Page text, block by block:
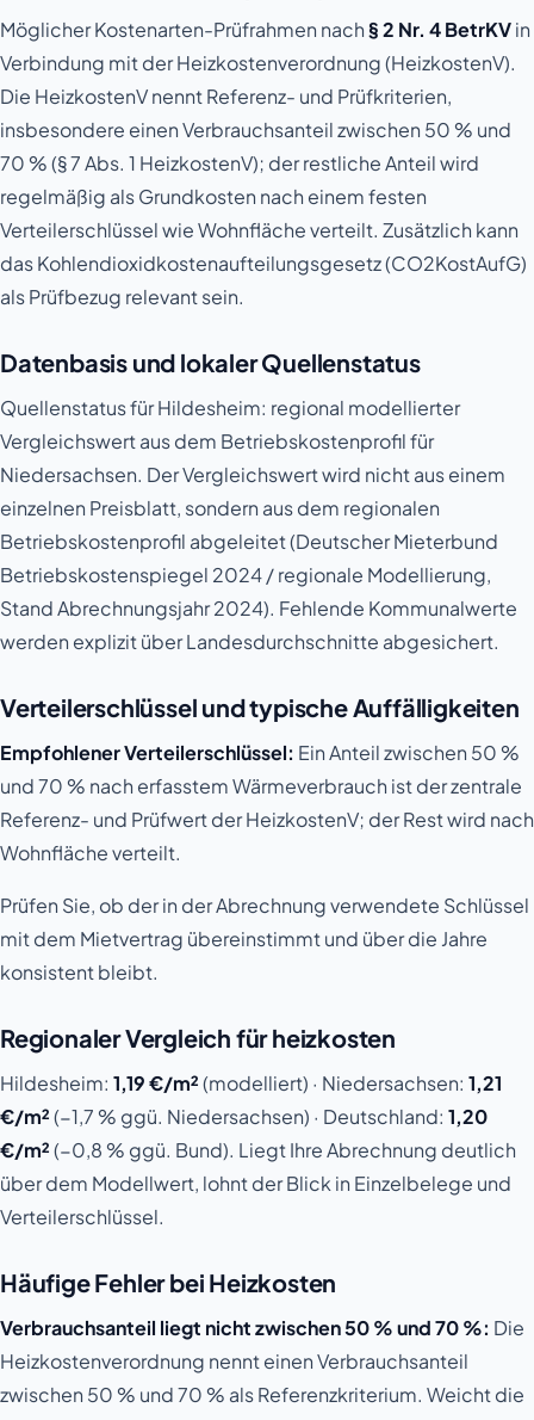
Möglicher Kostenarten-Prüfrahmen nach § 2 Nr. 4 BetrKVin
Verbindung mit der Heizkostenverordnung (HeizkostenV).
Die HeizkostenV nennt Referenz- und Prüfkriterien,
insbesondere einen Verbrauchsanteil zwischen 50 % und
70 % (§ 7 Abs. 1 HeizkostenV); der restliche Anteil wird
regelmäßig als Grundkosten nach einem festen
Verteilerschlüssel wie Wohnfläche verteilt. Zusätzlich kann
das Kohlendioxidkostenaufteilungsgesetz (CO2KostAufG)
als Prüfbezug relevant sein.
Datenbasis und lokaler Quellenstatus
Quellenstatus für Hildesheim: regional modellierter
Vergleichswert aus dem Betriebskostenprofil für
Niedersachsen. Der Vergleichswert wird nicht aus einem
einzelnen Preisblatt, sondern aus dem regionalen
Betriebskostenprofil abgeleitet (Deutscher Mieterbund
Betriebskostenspiegel 2024 / regionale Modellierung,
Stand Abrechnungsjahr 2024). Fehlende Kommunalwerte
werden explizit über Landesdurchschnitte abgesichert.
Verteilerschlüssel und typische Auffälligkeiten
Empfohlener Verteilerschlüssel: Ein Anteil zwischen 50 %
und 70 % nach erfasstem Wärmeverbrauch ist der zentrale
Referenz- und Prüfwert der HeizkostenV; der Rest wird nach
Wohnfläche verteilt.
Prüfen Sie, ob der in der Abrechnung verwendete Schlüssel
mit dem Mietvertrag übereinstimmt und über die Jahre
konsistent bleibt.
Regionaler Vergleich für heizkosten
Hildesheim: 1,19 €/m²(modelliert) · Niedersachsen: 1,21
€/m²(−1,7 % ggü. Niedersachsen) · Deutschland: 1,20
€/m²(−0,8 % ggü. Bund). Liegt Ihre Abrechnung deutlich
über dem Modellwert, lohnt der Blick in Einzelbelege und
Verteilerschlüssel.
Häufige Fehler bei Heizkosten
Verbrauchsanteil liegt nicht zwischen 50 % und 70 %: Die
Heizkostenverordnung nennt einen Verbrauchsanteil
zwischen 50 % und 70 % als Referenzkriterium. Weicht die